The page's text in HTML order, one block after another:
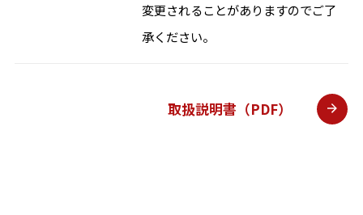
変更されることがありますのでご了
承ください。
取扱説明書（PDF）